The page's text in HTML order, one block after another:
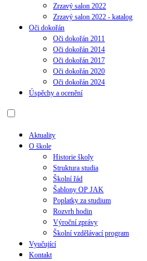
Zrzavý salon 2022
Zrzavý salon 2022 - katalog
Oči dokořán
Oči dokořán 2011
Oči dokořán 2014
Oči dokořán 2017
Oči dokořán 2020
Oči dokořán 2024
Úspěchy a ocenění
Aktuality
O škole
Historie školy
Struktura studia
Školní řád
Šablony OP JAK
Poplatky za studium
Rozvrh hodin
Výroční zprávy
Školní vzdělávací program
Vyučující
Kontakt